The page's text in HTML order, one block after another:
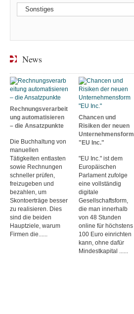
News
Rechnungsverarbeit
ung automatisieren
– die Ansatzpunkte
Die Buchhaltung von
manuellen
Tätigkeiten entlasten
sowie Rechnungen
schneller prüfen,
freizugeben und
bezahlen, um
Skontoerträge besser
zu realisieren. Dies
sind die beiden
Hauptziele, warum
Firmen die......
Chancen und
Risiken der neuen
Unternehmensform
"EU Inc."
"EU Inc." ist dem
Europäischen
Parlament zufolge
eine vollständig
digitale
Gesellschaftsform,
die man innerhalb
von 48 Stunden
online für höchstens
100 Euro einrichten
kann, ohne dafür
Mindestkapital ......